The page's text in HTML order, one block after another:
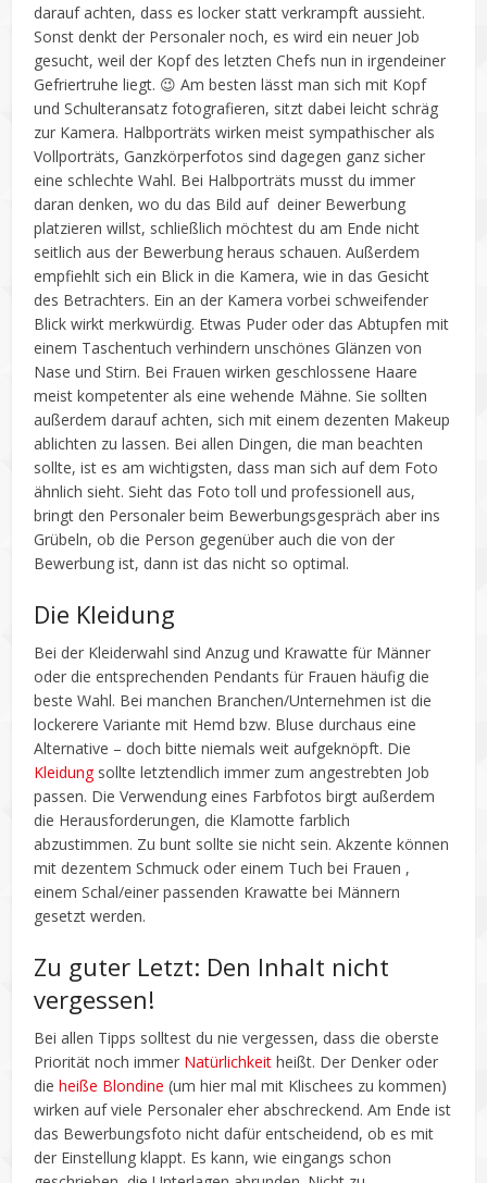
darauf achten, dass es locker statt verkrampft aussieht.
Sonst denkt der Personaler noch, es wird ein neuer Job
gesucht, weil der Kopf des letzten Chefs nun in irgendeiner
Gefriertruhe liegt. 😉 Am besten lässt man sich mit Kopf
und Schulteransatz fotografieren, sitzt dabei leicht schräg
zur Kamera. Halbporträts wirken meist sympathischer als
Vollporträts, Ganzkörperfotos sind dagegen ganz sicher
eine schlechte Wahl. Bei Halbporträts musst du immer
daran denken, wo du das Bild auf deiner Bewerbung
platzieren willst, schließlich möchtest du am Ende nicht
seitlich aus der Bewerbung heraus schauen. Außerdem
empfiehlt sich ein Blick in die Kamera, wie in das Gesicht
des Betrachters. Ein an der Kamera vorbei schweifender
Blick wirkt merkwürdig. Etwas Puder oder das Abtupfen mit
einem Taschentuch verhindern unschönes Glänzen von
Nase und Stirn. Bei Frauen wirken geschlossene Haare
meist kompetenter als eine wehende Mähne. Sie sollten
außerdem darauf achten, sich mit einem dezenten Makeup
ablichten zu lassen. Bei allen Dingen, die man beachten
sollte, ist es am wichtigsten, dass man sich auf dem Foto
ähnlich sieht. Sieht das Foto toll und professionell aus,
bringt den Personaler beim Bewerbungsgespräch aber ins
Grübeln, ob die Person gegenüber auch die von der
Bewerbung ist, dann ist das nicht so optimal.
Die Kleidung
Bei der Kleiderwahl sind Anzug und Krawatte für Männer
oder die entsprechenden Pendants für Frauen häufig die
beste Wahl. Bei manchen Branchen/Unternehmen ist die
lockerere Variante mit Hemd bzw. Bluse durchaus eine
Alternative – doch bitte niemals weit aufgeknöpft. Die
Kleidungsollte letztendlich immer zum angestrebten Job
passen. Die Verwendung eines Farbfotos birgt außerdem
die Herausforderungen, die Klamotte farblich
abzustimmen. Zu bunt sollte sie nicht sein. Akzente können
mit dezentem Schmuck oder einem Tuch bei Frauen ,
einem Schal/einer passenden Krawatte bei Männern
gesetzt werden.
Zu guter Letzt: Den Inhalt nicht
vergessen!
Bei allen Tipps solltest du nie vergessen, dass die oberste
Priorität noch immer Natürlichkeit heißt. Der Denker oder
dieheiße Blondine (um hier mal mit Klischees zu kommen)
wirken auf viele Personaler eher abschreckend. Am Ende ist
das Bewerbungsfoto nicht dafür entscheidend, ob es mit
der Einstellung klappt. Es kann, wie eingangs schon